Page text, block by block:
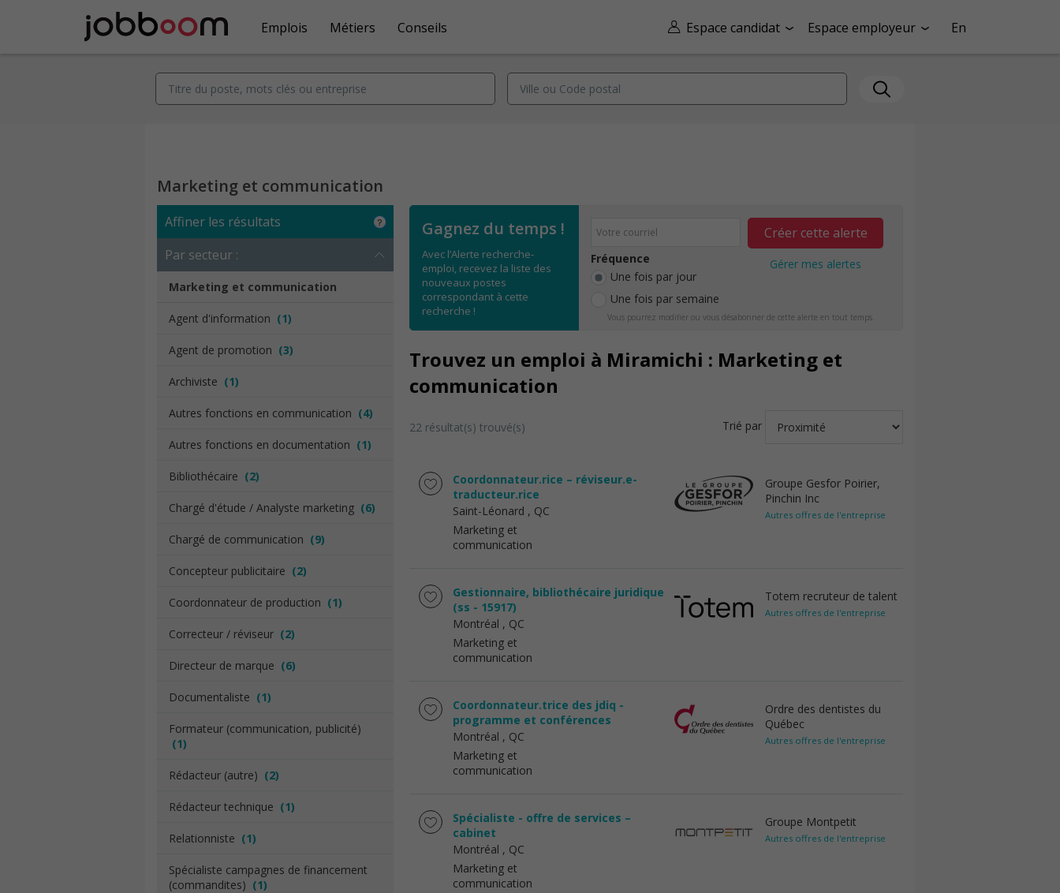
Espace candidat Espace employeur En
Emplois Métiers Conseils
Marketing et communication
Affiner les résultats
Par secteur :
Marketing et communication
Agent d'information (1)
Agent de promotion (3)
Archiviste (1)
Autres fonctions en communication (4)
Autres fonctions en documentation (1)
Bibliothécaire (2)
Chargé d'étude / Analyste marketing (6)
Chargé de communication (9)
Concepteur publicitaire (2)
Coordonnateur de production (1)
Correcteur / réviseur (2)
Directeur de marque (6)
Documentaliste (1)
Formateur (communication, publicité)
(1)
Rédacteur (autre) (2)
Rédacteur technique (1)
Relationniste (1)
Spécialiste campagnes de financement
(commandites) (1)
Gagnez du temps !
Avec l’Alerte recherche-
emploi, recevez la liste des
nouveaux postes
correspondant à cette
recherche !
Fréquence
Une fois par jour
Une fois par semaine
Créer cette alerte
Gérer mes alertes
Vous pourrez modifier ou vous désabonner de cette alerte en tout temps.
Trouvez un emploi à Miramichi : Marketing et
communication
22 résultat(s) trouvé(s) Trié par
Coordonnateur.rice – réviseur.e-
traducteur.rice
Saint-Léonard , QC
Marketing et
communication
Groupe Gesfor Poirier,
Pinchin Inc
Autres offres de l'entreprise
Gestionnaire, bibliothécaire juridique
(ss - 15917)
Montréal , QC
Marketing et
communication
Totem recruteur de talent
Autres offres de l'entreprise
Coordonnateur.trice des jdiq -
programme et conférences
Montréal , QC
Marketing et
communication
Ordre des dentistes du
Québec
Autres offres de l'entreprise
Spécialiste - offre de services –
cabinet
Montréal , QC
Marketing et
communication
Groupe Montpetit
Autres offres de l'entreprise